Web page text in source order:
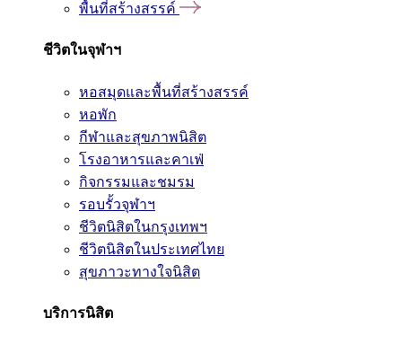
พื้นที่สร้างสรรค์
ชีวิตในจุฬาฯ
หอสมุดและพื้นที่สร้างสรรค์
หอพัก
กีฬาและสุขภาพนิสิต
โรงอาหารและคาเฟ่
กิจกรรมและชมรม
รอบรั้วจุฬาฯ
ชีวิตนิสิตในกรุงเทพฯ
ชีวิตนิสิตในประเทศไทย
สุขภาวะทางใจนิสิต
บริการนิสิต